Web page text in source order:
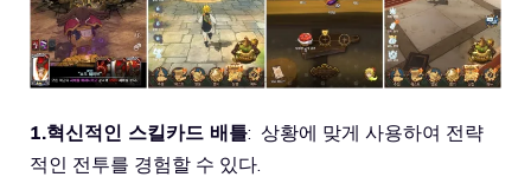
1.혁신적인 스킬카드 배틀: 상황에 맞게 사용하여 전략
적인 전투를 경험할 수 있다.